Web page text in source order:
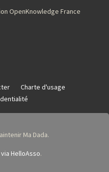
OpenKnowledge France
Charte d'usage
Ma Dada.
via HelloAsso.